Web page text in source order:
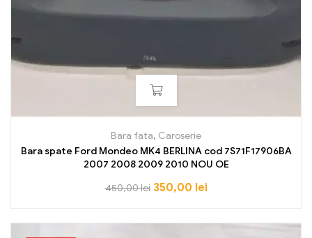
Bara fata, Caroserie
Bara spate Ford Mondeo MK4 BERLINA cod 7S71F17906BA
2007 2008 2009 2010 NOU OE
450,00lei 350,00 lei